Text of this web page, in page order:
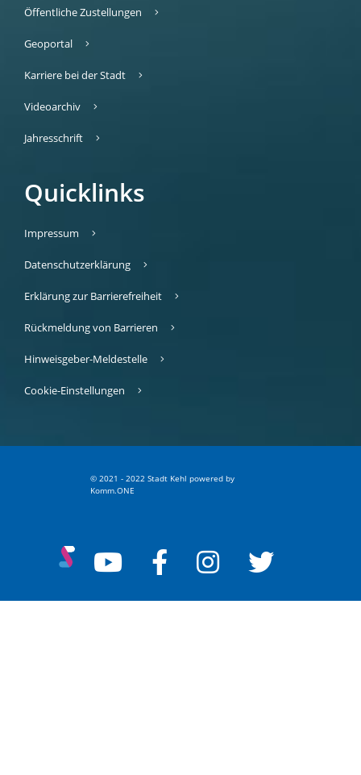
Öffentliche Zustellungen
Geoportal
Karriere bei der Stadt
Videoarchiv
Jahresschrift
Quicklinks
Impressum
Datenschutzerklärung
Erklärung zur Barrierefreiheit
Rückmeldung von Barrieren
Hinweisgeber-Meldestelle
Cookie-Einstellungen
© 2021 - 2022 Stadt Kehl powered by
Komm.ONE